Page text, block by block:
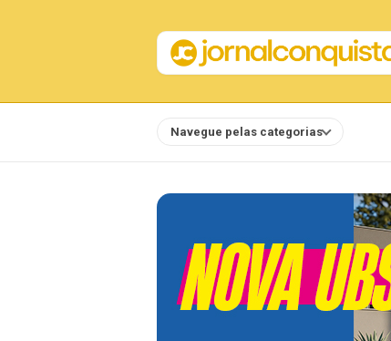
Navegue pelas categorias